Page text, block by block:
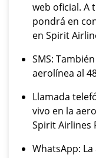
web oficial. A
pondrá en
en Spirit
SMS:
aerolínea al
Llamada
vivo en la
Spirit Airlines
WhatsApp: